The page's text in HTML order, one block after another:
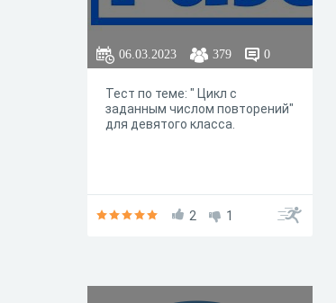
06.03.2023 379 0
Тест по теме: " Цикл с
заданным числом повторений"
для девятого класса.
2 1